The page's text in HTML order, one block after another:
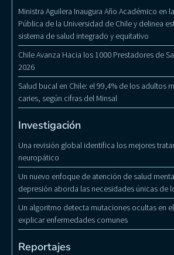
Ministra Aguilera Inaugura Año Académico en
Pública de la Universidad de Chile y delinea
sistema de salud integrado y equitativo
Chile Avanza Hacia los 1000 Prestadores de
2026
Salud bucal en Chile: el 99,4% de los adultos
caries, según cifras del Minsal
Investigación
Una revisión global identifica los mejores
neuropático
Un nuevo enfoque de atención de salud
depresión aborda las necesidades únicas de
Un algoritmo detecta mutaciones ocultas en
explicar enfermedades comunes
Reportajes